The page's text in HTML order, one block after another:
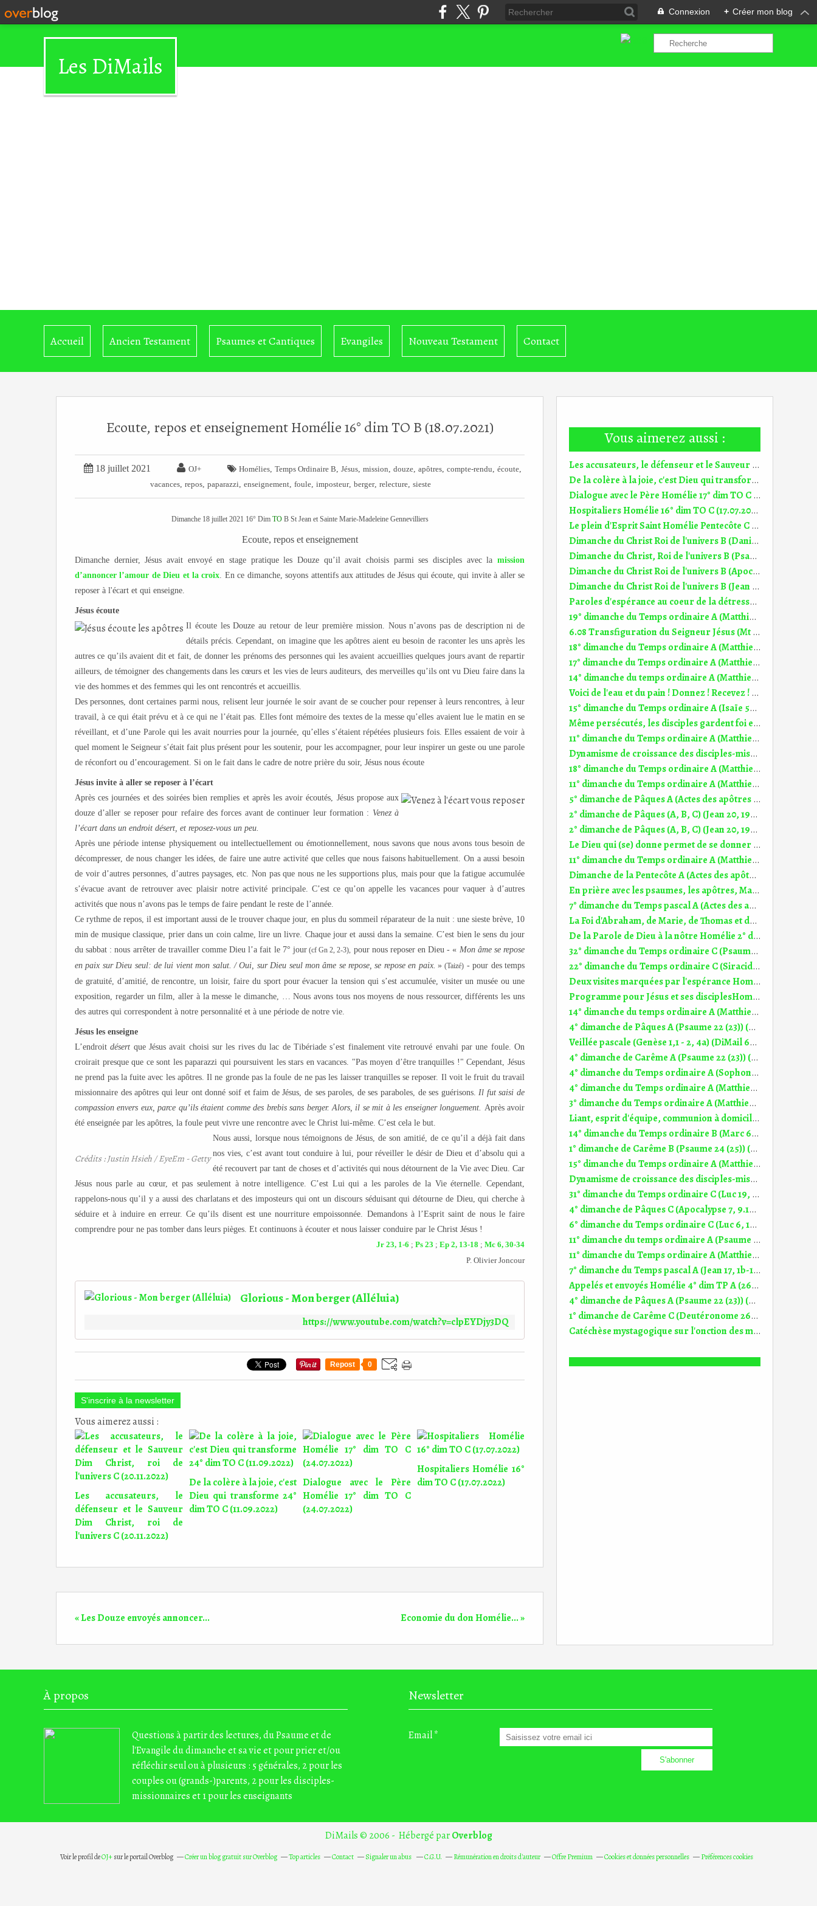
Connexion + Créer mon blog
Les DiMails
Accueil Ancien Testament Psaumes et Cantiques Evangiles Nouveau Testament Contact
Vous aimerez aussi :
Les accusateurs, le défenseur et le Sauveur Dim Christ, roi de l'univers C (20.11.2022)
De la colère à la joie, c'est Dieu qui transforme 24° dim TO C (11.09.2022)
Dialogue avec le Père Homélie 17° dim TO C (24.07.2022)
Hospitaliers Homélie 16° dim TO C (17.07.2022)
Le plein d'Esprit Saint Homélie Pentecôte C (5.06.2022)
Dimanche du Christ Roi de l'univers B (Daniel 7, 13-14) (DiMail 242)
Dimanche du Christ, Roi de l'univers B (Psaume 92 (93)) (DiMail 601)
Dimanche du Christ Roi de l'univers B (Apocalypse 1, 5-8) (DiMail 431)
Dimanche du Christ Roi de l'univers B (Jean 18, 33-37) (DiMail 96)
Paroles d'espérance au coeur de la détresse 33° dim TO B (17;11.2024)
19° dimanche du Temps ordinaire A (Matthieu 14, 22-33) (DiMail 348)
6.08 Transfiguration du Seigneur Jésus (Mt 17, 1-9) (DiMail 644)
18° dimanche du Temps ordinaire A (Matthieu 14, 13-21) (DiMail 32)
17° dimanche du Temps ordinaire A (Matthieu 13, 44-52) (DiMail 31)
14° dimanche du temps ordinaire A (Matthieu 11, 25-30) (DiMail 28)
Voici de l'eau et du pain ! Donnez ! Recevez ! Homélie 18° dim TO A (2.08.2026)
15° dimanche du Temps ordinaire A (Isaïe 55, 10-11) (DiMail 175)
Même persécutés, les disciples gardent foi en Dieu Homélie 12° dim TO A (21.06.2026)
11° dimanche du Temps ordinaire A (Matthieu 9,36 - 10,8) (DiMail 25)
Dynamisme de croissance des disciples-missionnaires Homélie Jeudi de l'Ascension A (14.05.2026)
18° dimanche du Temps ordinaire A (Matthieu 14, 13-21) (DiMail 32)
11° dimanche du Temps ordinaire A (Matthieu 9,36 - 10,8) (DiMail 25)
5° dimanche de Pâques A (Actes des apôtres 6, 1-7) (DiMail 164)
2° dimanche de Pâques (A, B, C) (Jean 20, 19-31) (DiMail 68)
2° dimanche de Pâques (A, B, C) (Jean 20, 19-31) (DiMail 15)
Le Dieu qui (se) donne permet de se donner Homélie 11° dim TO A (14.06.2026)
11° dimanche du Temps ordinaire A (Matthieu 9,36 - 10,8) (DiMail 25)
Dimanche de la Pentecôte A (Actes des apôtres 2, 1-11) (DiMail 167)
En prière avec les psaumes, les apôtres, Marie, Jésus Homélie 7° dim TP A (17.05.2026)
7° dimanche du Temps pascal A (Actes des apôtres 1, 1-11) (DiMail 166)
La Foi d'Abraham, de Marie, de Thomas et de l'alpiniste Homélie 5° dim TP A (3.05.226)
De la Parole de Dieu à la nôtre Homélie 2° dim TO A (18.01.2026)
32° dimanche du Temps ordinaire C (Psaume 16 (17)) (DiMail 630)
22° dimanche du Temps ordinaire C (Siracide 3, 17-18.20.28-29) (DiMail 288)
Deux visites marquées par l'espérance Homélie 16° dim TO C (20.07.2025)
Programme pour Jésus et ses disciplesHomélie 22° dimanche du temps ordinaire A (3.09.2017)
14° dimanche du temps ordinaire A (Matthieu 11, 25-30) (DiMail 28)
4° dimanche de Pâques A (Psaume 22 (23)) (DiMail 521)
Veillée pascale (Genèse 1,1 - 2, 4a) (DiMail 639)
4° dimanche de Carême A (Psaume 22 (23)) (DiMail 521)
4° dimanche du Temps ordinaire A (Sophonie 2,3 . 3,12-13) (DiMail 152)
4° dimanche du Temps ordinaire A (Matthieu 5, 1-12a) (DiMail 5)
3° dimanche du Temps ordinaire A (Matthieu 4, 12-23) (DiMail 151)
Liant, esprit d'équipe, communion à domicile et pain béni Homélie St Sacrement Corps et Sang du Christ C (22.06.2025)
14° dimanche du Temps ordinaire B (Marc 6, 1-6) (DiMail 78)
1° dimanche de Carême B (Psaume 24 (25)) (DiMail 567)
15° dimanche du Temps ordinaire A (Matthieu 13, 1-23) (DiMail 29)
Dynamisme de croissance des disciples-missionnaires Homélie Jeudi de l'Ascension A (14.05.2026)
31° dimanche du Temps ordinaire C (Luc 19, 1-10) (DiMail 141)
4° dimanche de Pâques C (Apocalypse 7, 9.14b-17) (DiMail 456)
6° dimanche du Temps ordinaire C (Luc 6, 17.20-26) (DiMail 107)
11° dimanche du temps ordinaire A (Psaume 99 (100)) (DiMail 610)
11° dimanche du Temps ordinaire A (Matthieu 9,36 - 10,8) (DiMail 25)
7° dimanche du Temps pascal A (Jean 17, 1b-11a) (DiMail 20)
Appelés et envoyés Homélie 4° dim TP A (26.04.2026)
4° dimanche de Pâques A (Psaume 22 (23)) (DiMail 521)
1° dimanche de Carême C (Deutéronome 26, 4-10) (DiMail 254)
Catéchèse mystagogique sur l'onction des malades (12.02.2023)
Ecoute, repos et enseignement Homélie 16° dim TO B (18.07.2021)
 18 juillet 2021  OJ+  Homélies Temps Ordinaire B Jésus mission douze apôtres compte-rendu écoute
vacances repos paparazzi enseignement foule imposteur, berger, relecture sieste
Dimanche 18 juillet 2021 16° Dim TO B St Jean et Sainte Marie-Madeleine Gennevilliers
Ecoute, repos et enseignement
Dimanche dernier, Jésus avait envoyé en stage pratique les Douze qu’il avait choisis parmi ses disciples avec la mission
d’annoncer l’amour de Dieu et la croix. En ce dimanche, soyons attentifs aux attitudes de Jésus qui écoute, qui invite à aller se
reposer à l'écart et qui enseigne.
Jésus écoute
Il écoute les Douze au retour de leur première mission. Nous n’avons pas de description ni de
détails précis. Cependant, on imagine que les apôtres aient eu besoin de raconter les uns après les
autres ce qu’ils avaient dit et fait, de donner les prénoms des personnes qui les avaient accueillies quelques jours avant de repartir
ailleurs, de témoigner des changements dans les cœurs et les vies de leurs auditeurs, des merveilles qu’ils ont vu Dieu faire dans la
vie des hommes et des femmes qui les ont rencontrés et accueillis.
Des personnes, dont certaines parmi nous, relisent leur journée le soir avant de se coucher pour repenser à leurs rencontres, à leur
travail, à ce qui était prévu et à ce qui ne l’était pas. Elles font mémoire des textes de la messe qu’elles avaient lue le matin en se
réveillant, et d’une Parole qui les avait nourries pour la journée, qu’elles s’étaient répétées plusieurs fois. Elles essaient de voir à
quel moment le Seigneur s’était fait plus présent pour les soutenir, pour les accompagner, pour leur inspirer un geste ou une parole
de réconfort ou d’encouragement. Si on le fait dans le cadre de notre prière du soir, Jésus nous écoute
Jésus invite à aller se reposer à l’écart
Après ces journées et des soirées bien remplies et après les avoir écoutés, Jésus propose aux
douze d’aller se reposer pour refaire des forces avant de continuer leur formation : Venez à
l’écart dans un endroit désert, et reposez-vous un peu.
Après une période intense physiquement ou intellectuellement ou émotionnellement, nous savons que nous avons tous besoin de
décompresser, de nous changer les idées, de faire une autre activité que celles que nous faisons habituellement. On a aussi besoin
de voir d’autres personnes, d’autres paysages, etc. Non pas que nous ne les supportions plus, mais pour que la fatigue accumulée
s’évacue avant de retrouver avec plaisir notre activité principale. C’est ce qu’on appelle les vacances pour vaquer à d’autres
activités que nous n’avons pas le temps de faire pendant le reste de l’année.
Ce rythme de repos, il est important aussi de le trouver chaque jour, en plus du sommeil réparateur de la nuit : une sieste brève, 10
min de musique classique, prier dans un coin calme, lire un livre. Chaque jour et aussi dans la semaine. C’est bien le sens du jour
du sabbat : nous arrêter de travailler comme Dieu l’a fait le 7° jour(cf Gn 2, 2-3), pour nous reposer en Dieu - « Mon âme se repose
en paix sur Dieu seul: de lui vient mon salut./Oui, sur Dieu seul mon âme se repose, se repose en paix. »(Taizé) - pour des temps
de gratuité, d’amitié, de rencontre, un loisir, faire du sport pour évacuer la tension qui s’est accumulée, visiter un musée ou une
exposition, regarder un film, aller à la messe le dimanche, … Nous avons tous nos moyens de nous ressourcer, différents les uns
des autres qui correspondent à notre personnalité et à une période de notre vie.
Jésus les enseigne
L’endroitdésert que Jésus avait choisi sur les rives du lac de Tibériade s’est finalement vite retrouvé envahi par une foule. On
croirait presque que ce sont les paparazzi qui poursuivent les stars en vacances. "Pas moyen d’être tranquilles !" Cependant, Jésus
ne prend pas la fuite avec les apôtres. Il ne gronde pas la foule de ne pas les laisser tranquilles se reposer. Il voit le fruit du travail
missionnaire des apôtres qui leur ont donné soif et faim de Jésus, de ses paroles, de ses paraboles, de ses guérisons.Il fut saisi de
compassion envers eux, parce qu’ils étaient comme des brebis sans berger. Alors, il se mit à les enseigner longuement. Après avoir
été enseignée par les apôtres, la foule peut vivre une rencontre avec le Christ lui-même. C’est cela le but.
Crédits : Justin Hsieh / EyeEm - Getty
Nous aussi, lorsque nous témoignons de Jésus, de son amitié, de ce qu’il a déjà fait dans
nos vies, c’est avant tout conduire à lui, pour réveiller le désir de Dieu et d’absolu qui a
été recouvert par tant de choses et d’activités qui nous détournent de la Vie avec Dieu. Car
Jésus nous parle au cœur, et pas seulement à notre intelligence. C’est Lui qui a les paroles de la Vie éternelle. Cependant,
rappelons-nous qu’il y a aussi des charlatans et des imposteurs qui ont un discours séduisant qui détourne de Dieu, qui cherche à
séduire et à induire en erreur. Ce qu’ils disent est une nourriture empoissonnée. Demandons à l’Esprit saint de nous le faire
comprendre pour ne pas tomber dans leurs pièges. Et continuons à écouter et nous laisser conduire par le Christ Jésus !
Jr 23, 1-6 ; Ps 23 ; Ep 2, 13-18 ; Mc 6, 30-34
P. Olivier Joncour
Glorious - Mon berger (Alléluia)
https://www.youtube.com/watch?v=clpEYDjy3DQ
Repost 0
S'inscrire à la newsletter
Vous aimerez aussi :
Les accusateurs, le
défenseur et le Sauveur
Dim Christ, roi de
l'univers C (20.11.2022)
De la colère à la joie, c'est
Dieu qui transforme 24°
dim TO C (11.09.2022)
Dialogue avec le Père
Homélie 17° dim TO C
(24.07.2022)
Hospitaliers Homélie 16°
dim TO C (17.07.2022)
« Les Douze envoyés annoncer... Economie du don Homélie... »
À propos
Questions à partir des lectures, du Psaume et de
l'Evangile du dimanche et sa vie et pour prier et/ou
réfléchir seul ou à plusieurs : 5 générales, 2 pour les
couples ou (grands-)parents, 2 pour les disciples-
missionnaires et 1 pour les enseignants
Newsletter
Email
DiMails © 2006 - Hébergé parOverblog
Voir le profil deOJ+sur le portail Overblog Créer un blog gratuit sur Overblog Top articles Contact Signaler un abus C.G.U. Rémunération en droits d'auteur Offre Premium Cookies et données personnelles Préférences cookies